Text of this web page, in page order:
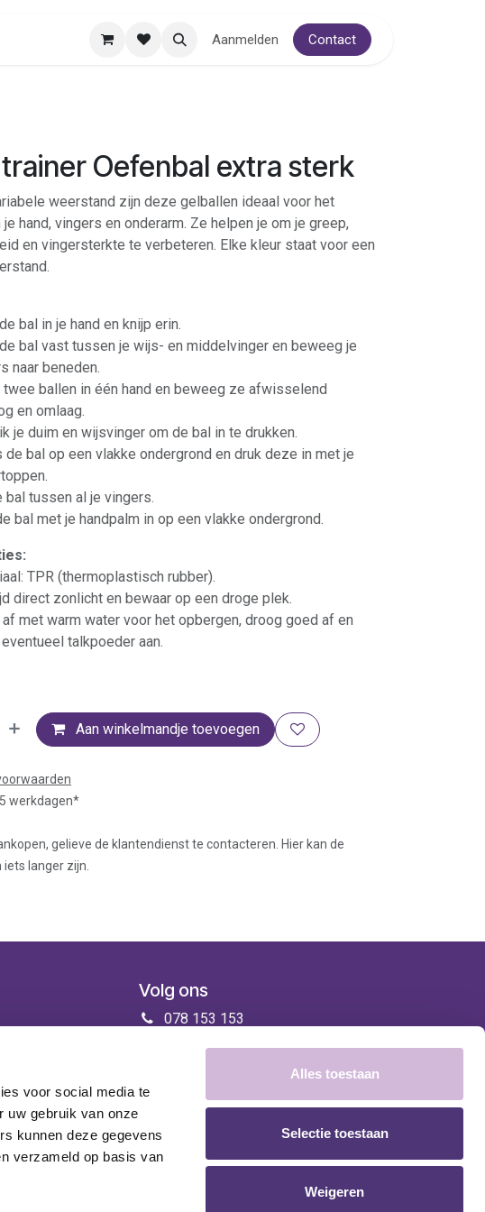
voor social media te
uw gebruik van onze
kunnen deze gegevens
verzameld op basis van
Alles toestaan
Selectie toestaan
Weigeren
Aanmelden Contact
Oefenbal extra sterk
weerstand zijn deze gelballen ideaal voor het
je hand, vingers en onderarm. Ze helpen je om je greep,
en vingersterkte te verbeteren. Elke kleur staat voor een
bal in je hand en knijp erin.
bal vast tussen je wijs- en middelvinger en beweeg je
naar beneden.
twee ballen in één hand en beweeg ze afwisselend
en omlaag.
je duim en wijsvinger om de bal in te drukken.
de bal op een vlakke ondergrond en druk deze in met je
bal tussen al je vingers.
bal met je handpalm in op een vlakke ondergrond.
TPR (thermoplastisch rubber).
direct zonlicht en bewaar op een droge plek.
met warm water voor het opbergen, droog goed af en
talkpoeder aan.
Aan winkelmandje toevoegen
5 werkdagen*
gelieve de klantendienst te contacteren. Hier kan de
langer zijn.
Volg ons
078 153 153